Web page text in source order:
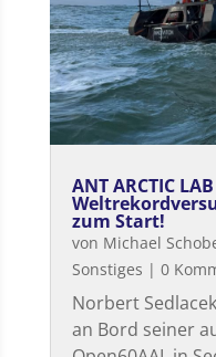
ANT ARCTIC
zum Start!
von Michael
Sonstiges | 0
Norbert
an Bord seiner